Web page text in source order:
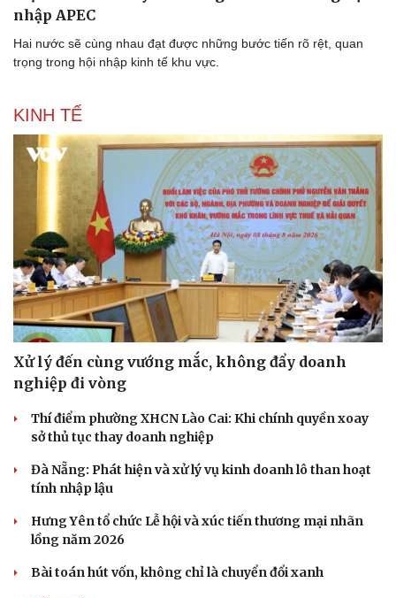
nhập APEC
Hai nước sẽ cùng nhau đạt được những bước tiến rõ rệt, quan
trọng trong hội nhập kinh tế khu vực.
KINH TẾ
Xử lý đến cùng vướng mắc, không đẩy doanh
nghiệp đi vòng
Thí điểm phường XHCN Lào Cai: Khi chính quyền xoay
sở thủ tục thay doanh nghiệp
Đà Nẵng: Phát hiện và xử lý vụ kinh doanh lô than hoạt
tính nhập lậu
Hưng Yên tổ chức Lễ hội và xúc tiến thương mại nhãn
lồng năm 2026
Bài toán hút vốn, không chỉ là chuyển đổi xanh